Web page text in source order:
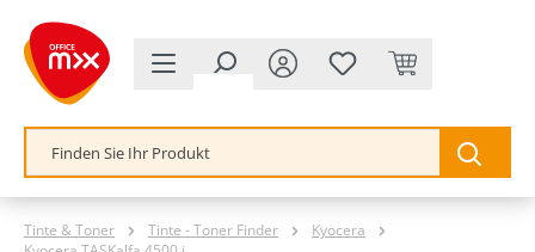
springen
Tinte & Toner Tinte - Toner Finder
Kyocera